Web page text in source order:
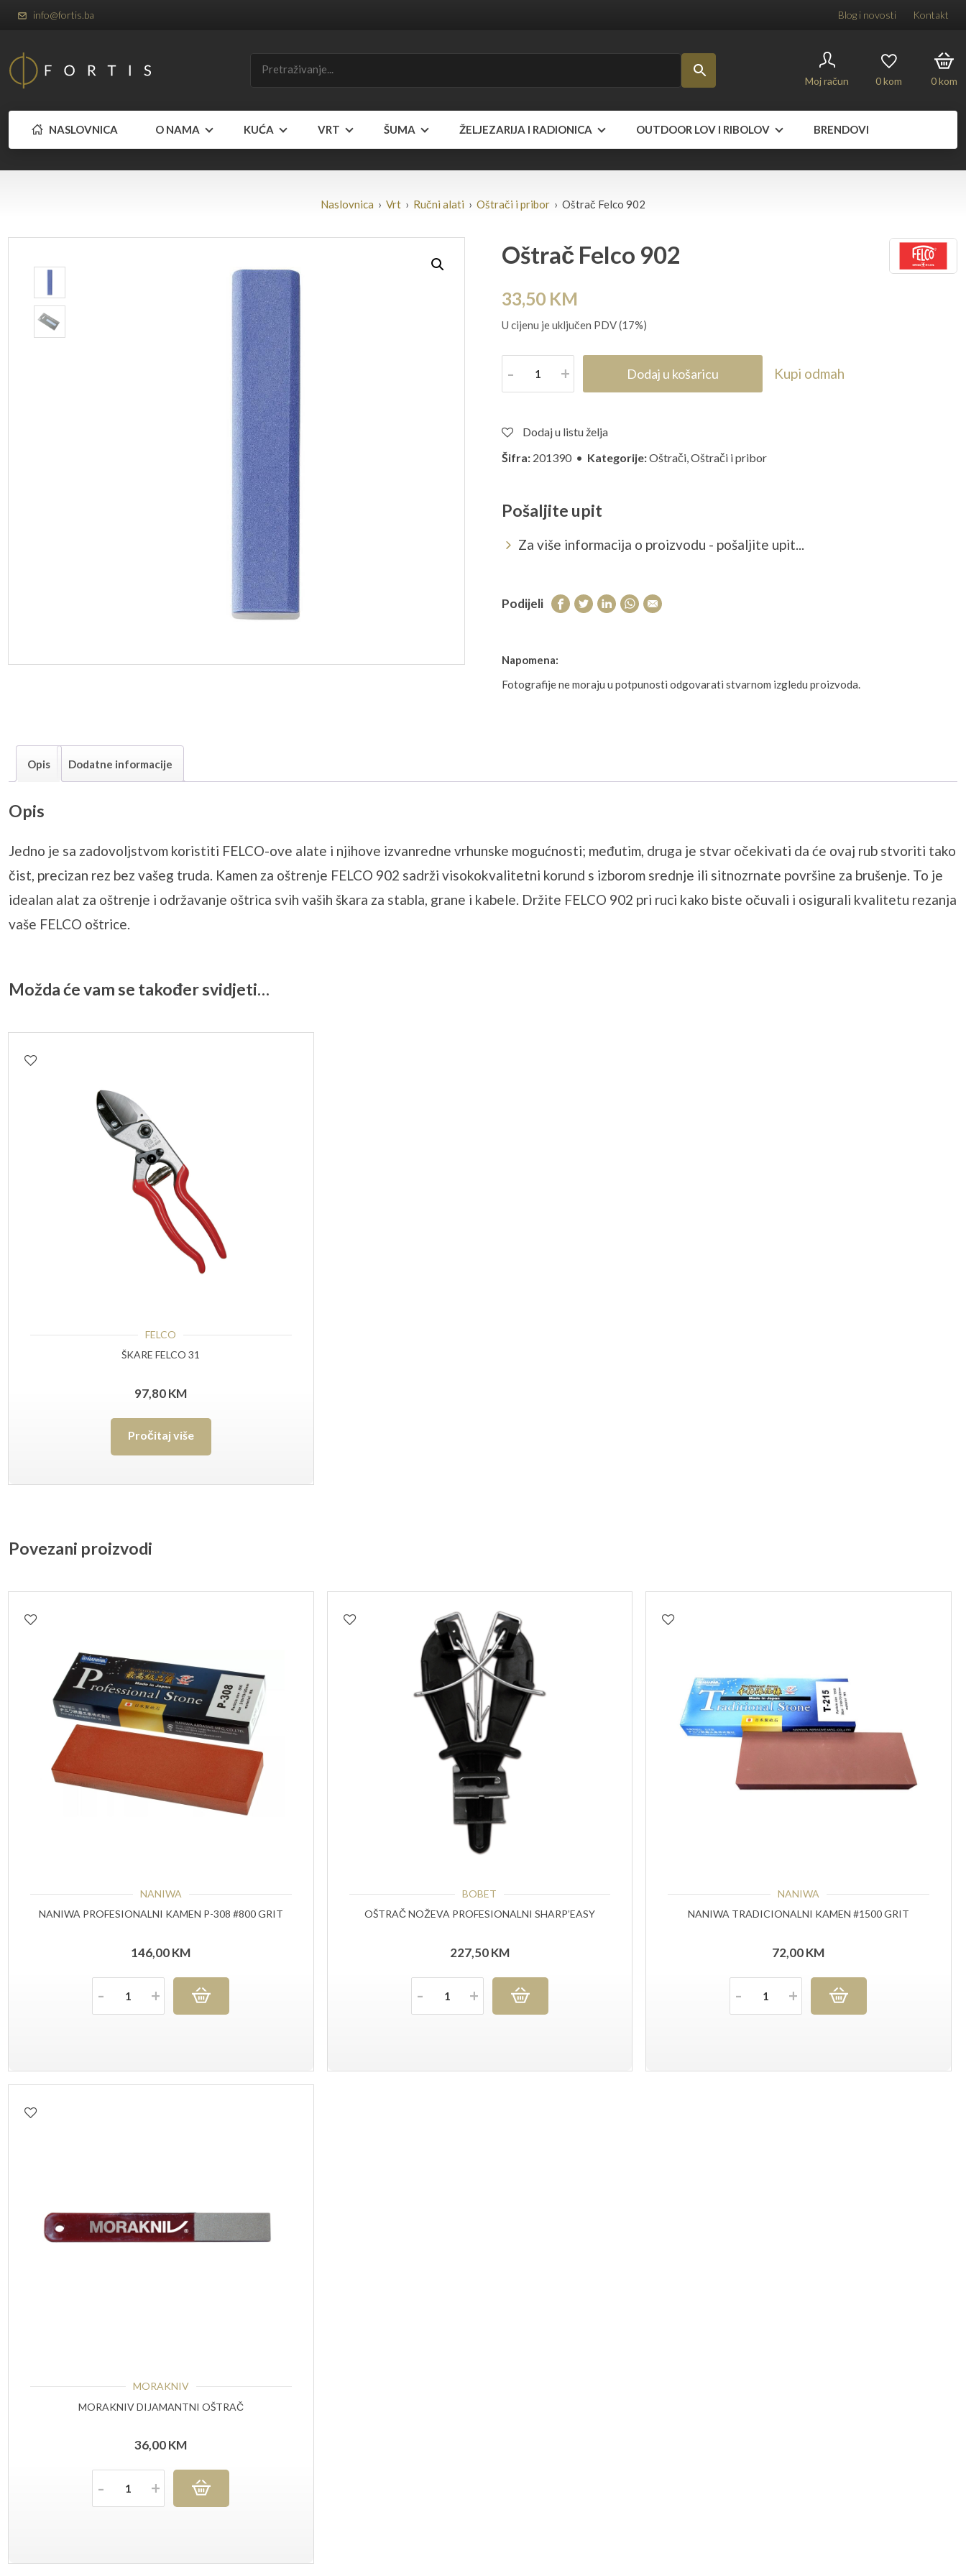
info@fortis.ba Blog i novosti Kontakt
Moj račun 0kom 0kom
NASLOVNICA O NAMA KUĆA VRT ŠUMA ŽELJEZARIJA I RADIONICA OUTDOOR LOV I RIBOLOV BRENDOVI
Naslovnica › Vrt › Ručni alati › Oštrači i pribor › Oštrač Felco 902
Oštrač Felco 902
33,50 KM
U cijenu je uključen PDV (17%)
Količina Dodaj u košaricu Kupi odmah
Dodaj u listu želja
Šifra: 201390 • Kategorije:Oštrači,Oštrači i pribor
Pošaljite upit
Za više informacija o proizvodu - pošaljite upit...
Podijeli
Napomena:
Fotografije ne moraju u potpunosti odgovarati stvarnom izgledu proizvoda.
Opis Dodatne informacije
Opis
Jedno je sa zadovoljstvom koristiti FELCO-ove alate i njihove izvanredne vrhunske mogućnosti; međutim, druga je stvar očekivati ​​da će ovaj rub stvoriti tako
čist, precizan rez bez vašeg truda. Kamen za oštrenje FELCO 902 sadrži visokokvalitetni korund s izborom srednje ili sitnozrnate površine za brušenje. To je
idealan alat za oštrenje i održavanje oštrica svih vaših škara za stabla, grane i kabele. Držite FELCO 902 pri ruci kako biste očuvali i osigurali kvalitetu rezanja
vaše FELCO oštrice.
Možda će vam se također svidjeti…
FELCO
ŠKARE FELCO 31
97,80KM
Pročitaj više
Povezani proizvodi
NANIWA
NANIWA PROFESIONALNI KAMEN P-308 #800 GRIT
146,00KM
Količina
BOBET
OŠTRAČ NOŽEVA PROFESIONALNI SHARP’EASY
227,50KM
Količina
NANIWA
NANIWA TRADICIONALNI KAMEN #1500 GRIT
72,00KM
Količina
MORAKNIV
MORAKNIV DIJAMANTNI OŠTRAČ
36,00KM
Količina